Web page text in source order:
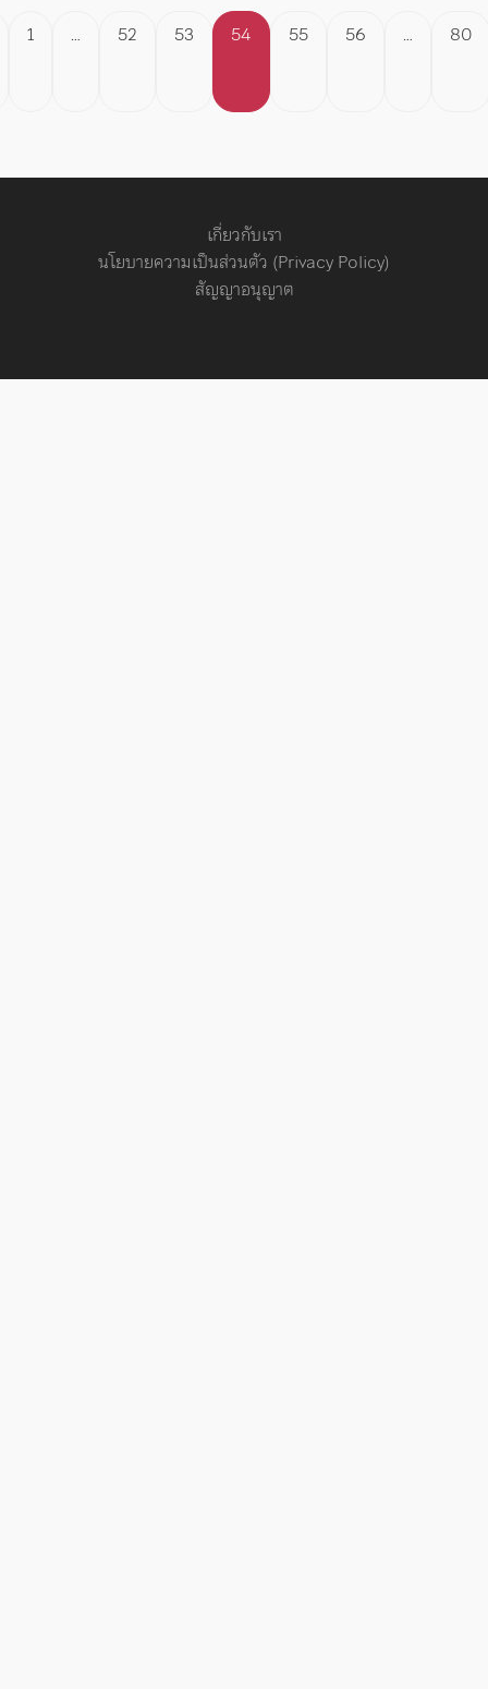
Posts
1 … 52 53 54 55 56 … 80
เกี่ยวกับเรา
นโยบายความเป็นส่วนตัว (Privacy Policy)
สัญญาอนุญาต